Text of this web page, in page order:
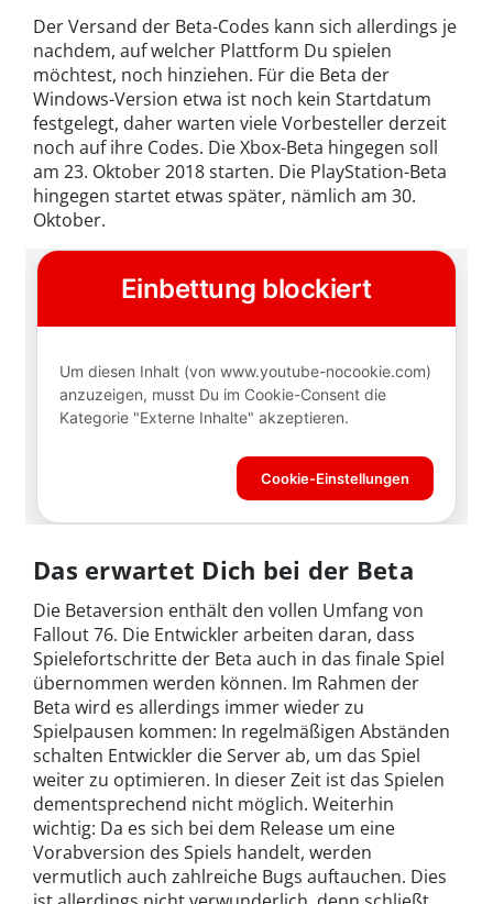
Der Versand der Beta-Codes kann sich allerdings je
nachdem, auf welcher Plattform Du spielen
möchtest, noch hinziehen. Für die Beta der
Windows-Version etwa ist noch kein Startdatum
festgelegt, daher warten viele Vorbesteller derzeit
noch auf ihre Codes. Die Xbox-Beta hingegen soll
am 23. Oktober 2018 starten. Die PlayStation-Beta
hingegen startet etwas später, nämlich am 30.
Oktober.
Das erwartet Dich bei der Beta
Die Betaversion enthält den vollen Umfang von
Fallout 76. Die Entwickler arbeiten daran, dass
Spielefortschritte der Beta auch in das finale Spiel
übernommen werden können. Im Rahmen der
Beta wird es allerdings immer wieder zu
Spielpausen kommen: In regelmäßigen Abständen
schalten Entwickler die Server ab, um das Spiel
weiter zu optimieren. In dieser Zeit ist das Spielen
dementsprechend nicht möglich. Weiterhin
wichtig: Da es sich bei dem Release um eine
Vorabversion des Spiels handelt, werden
vermutlich auch zahlreiche Bugs auftauchen. Dies